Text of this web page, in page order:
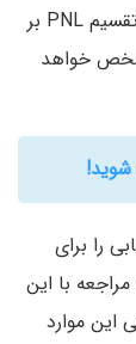
محاسبه کنیم. اندازه‌گیری آن بسیار ساده است. با تقسیم PNL بر
خواهد
شوید!
را برای
با این
این موارد